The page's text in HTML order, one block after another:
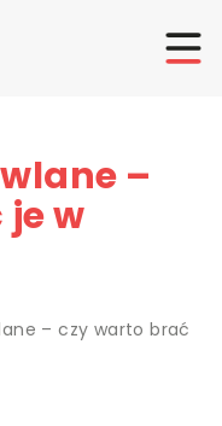
–
w
– czy warto brać